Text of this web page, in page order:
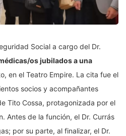
Social a cargo del Dr.
os jubilados a una
en el Teatro Empire. La cita fue el
socios y acompañantes
Tito Cossa, protagonizada por el
Antes de la función, el Dr. Currás
por su parte, al finalizar, el Dr.